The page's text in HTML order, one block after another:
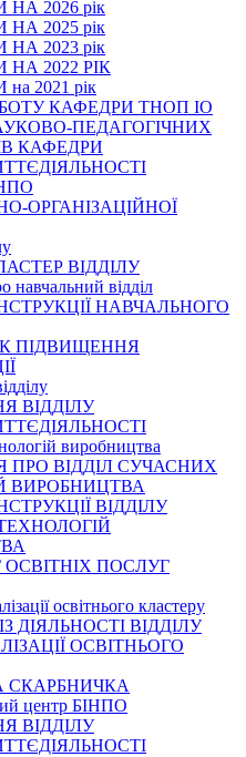
2026 рік
2025 рік
2023 рік
НА 2022 РІК
2021 рік
КАФЕДРИ ТНОП ІО
ПЕДАГОГІЧНИХ
КАФЕДРИ
ОРГАНІЗАЦІЙНОЇ
ВІДДІЛУ
навчальний вiддiл
НАВЧАЛЬНОГО
ПІДВИЩЕННЯ
ВІДДІЛУ
виробництва
ВІДДІЛ СУЧАСНИХ
ВИРОБНИЦТВА
ВІДДІЛУ
ПОСЛУГ
освітнього кластеру
ДІЯЛЬНОСТІ ВІДДІЛУ
ОСВІТНЬОГО
СКАРБНИЧКА
центр БІНПО
ВІДДІЛУ